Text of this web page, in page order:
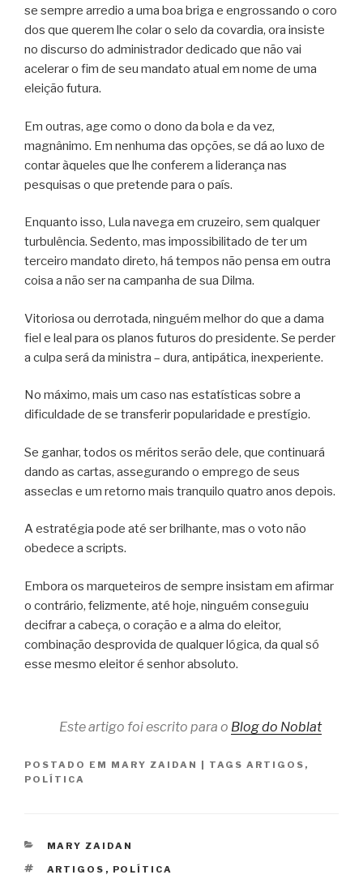
se sempre arredio a uma boa briga e engrossando o coro
dos que querem lhe colar o selo da covardia, ora insiste
no discurso do administrador dedicado que não vai
acelerar o fim de seu mandato atual em nome de uma
eleição futura.
Em outras, age como o dono da bola e da vez,
magnânimo. Em nenhuma das opções, se dá ao luxo de
contar àqueles que lhe conferem a liderança nas
pesquisas o que pretende para o país.
Enquanto isso, Lula navega em cruzeiro, sem qualquer
turbulência. Sedento, mas impossibilitado de ter um
terceiro mandato direto, há tempos não pensa em outra
coisa a não ser na campanha de sua Dilma.
Vitoriosa ou derrotada, ninguém melhor do que a dama
fiel e leal para os planos futuros do presidente. Se perder
a culpa será da ministra – dura, antipática, inexperiente.
No máximo, mais um caso nas estatísticas sobre a
dificuldade de se transferir popularidade e prestígio.
Se ganhar, todos os méritos serão dele, que continuará
dando as cartas, assegurando o emprego de seus
asseclas e um retorno mais tranquilo quatro anos depois.
A estratégia pode até ser brilhante, mas o voto não
obedece a scripts.
Embora os marqueteiros de sempre insistam em afirmar
o contrário, felizmente, até hoje, ninguém conseguiu
decifrar a cabeça, o coração e a alma do eleitor,
combinação desprovida de qualquer lógica, da qual só
esse mesmo eleitor é senhor absoluto.
Este artigo foi escrito para o Blog do Noblat
POSTADO EM MARY ZAIDAN TAGS ARTIGOS ,
POLÍTICA
CATEGORIAS
MARY ZAIDAN
TAGS
ARTIGOS , POLÍTICA